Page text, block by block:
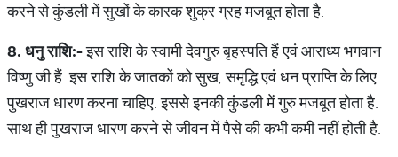
करने से कुंडली में सुखों के कारक शुक्र ग्रह मजबूत होता है.
8. धनुराशि:-इस राशि के स्वामी देवगुरु बृहस्पति हैं एवं आराध्य भगवान
विष्णु जी हैं. इस राशि के जातकों को सुख, समृद्धि एवं धन प्राप्ति के लिए
पुखराज धारण करना चाहिए. इससे इनकी कुंडली में गुरु मजबूत होता है.
साथ ही पुखराज धारण करने से जीवन में पैसे की कभी कमी नहीं होती है.